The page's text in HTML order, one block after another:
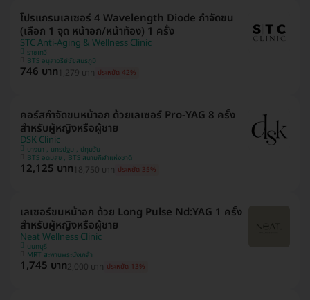
โปรแกรมเลเซอร์ 4 Wavelength Diode กำจัดขน
(เลือก 1 จุด หน้าอก/หน้าท้อง) 1 ครั้ง
STC Anti-Aging & Wellness Clinic
ราชเทวี
BTS อนุสาวรีย์ชัยสมรภูมิ
746 บาท1,279 บาท ประหยัด 42%
คอร์สกำจัดขนหน้าอก ด้วยเลเซอร์ Pro-YAG 8 ครั้ง
สำหรับผู้หญิงหรือผู้ชาย
DSK Clinic
บางนา , นครปฐม , ปทุมวัน
BTS อุดมสุข , BTS สนามกีฬาแห่งชาติ
12,125 บาท18,750 บาท ประหยัด 35%
เลเซอร์ขนหน้าอก ด้วย Long Pulse Nd:YAG 1 ครั้ง
สำหรับผู้หญิงหรือผู้ชาย
Neat Wellness Clinic
นนทบุรี
MRT สะพานพระนั่งเกล้า
1,745 บาท2,000 บาท ประหยัด 13%